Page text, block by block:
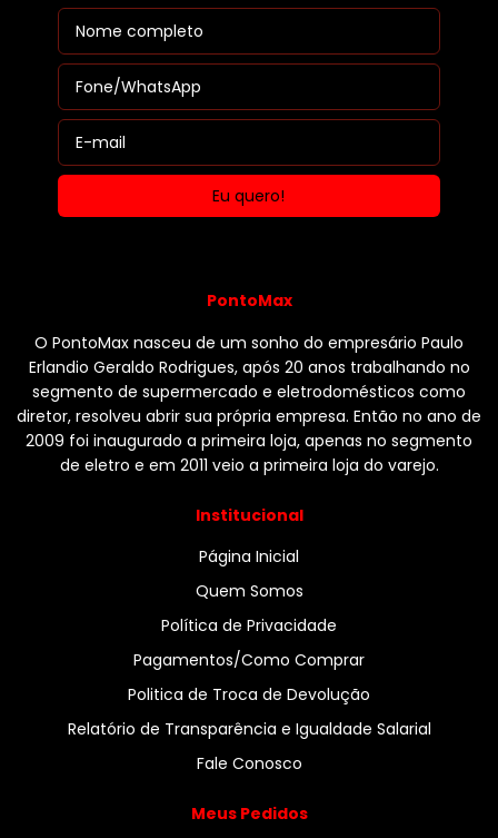
PontoMax
O PontoMax nasceu de um sonho do empresário Paulo
Erlandio Geraldo Rodrigues, após 20 anos trabalhando no
segmento de supermercado e eletrodomésticos como
diretor, resolveu abrir sua própria empresa. Então no ano de
2009 foi inaugurado a primeira loja, apenas no segmento
de eletro e em 2011 veio a primeira loja do varejo.
Institucional
Página Inicial
Quem Somos
Política de Privacidade
Pagamentos/Como Comprar
Politica de Troca de Devolução
Relatório de Transparência e Igualdade Salarial
Fale Conosco
Meus Pedidos